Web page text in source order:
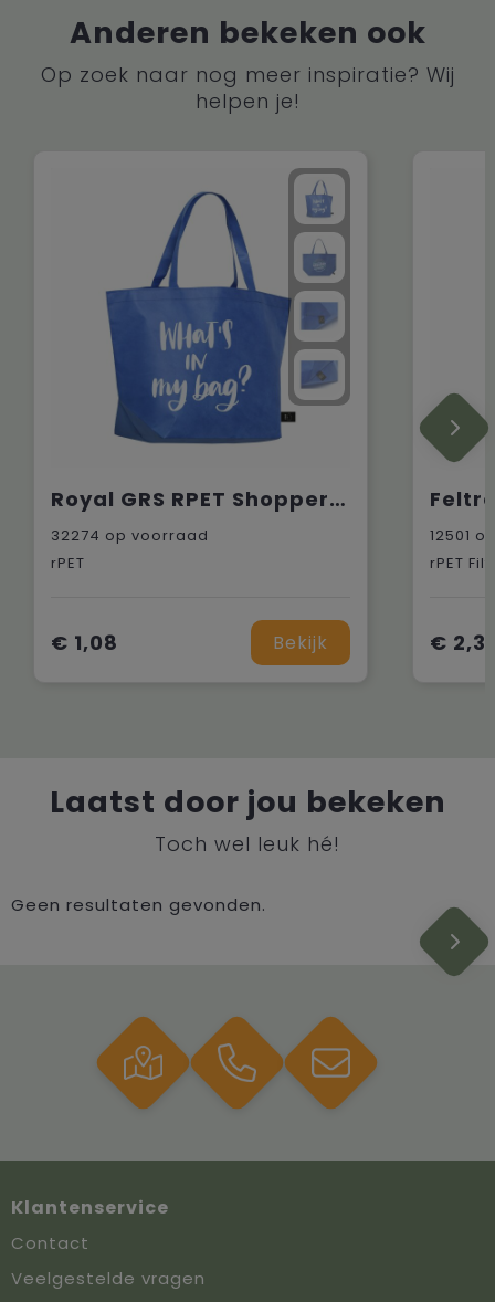
Anderen bekeken ook
Op zoek naar nog meer inspiratie? Wij
helpen je!
Royal GRS RPET Shopper (80 g/m²)
32274 op voorraad
rPET
€ 1,08 Bekijk
12501
rPET
€
Laatst door jou bekeken
Toch wel leuk hé!
Geen resultaten gevonden.
Klantenservice
Contact
Veelgestelde vragen